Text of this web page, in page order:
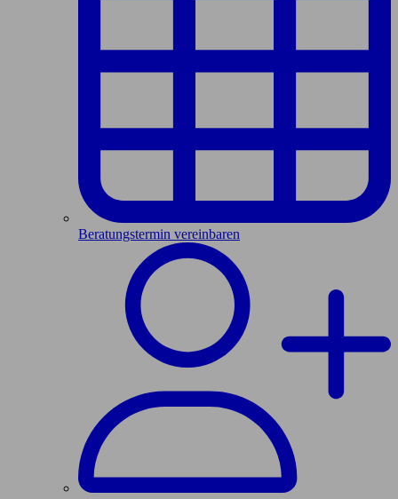
Beratungstermin vereinbaren